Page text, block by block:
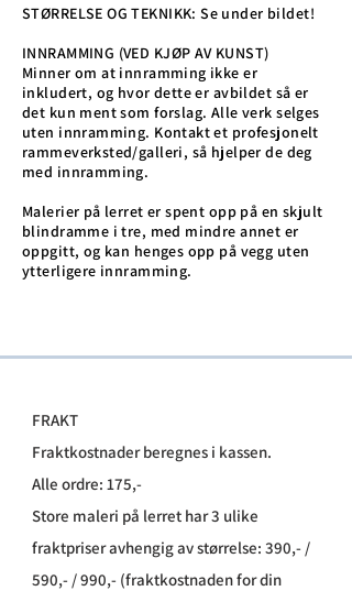
STØRRELSE OG TEKNIKK: Se under bildet!
INNRAMMING (VED KJØP AV KUNST)
Minner om at innramming ikke er
inkludert, og hvor dette er avbildet så er
det kun ment som forslag. Alle verk selges
uten innramming. Kontakt et profesjonelt
rammeverksted/galleri, så hjelper de deg
med innramming.
Malerier på lerret er spent opp på en skjult
blindramme i tre, med mindre annet er
oppgitt, og kan henges opp på vegg uten
ytterligere innramming.
FRAKT
Fraktkostnader beregnes i kassen.
Alle ordre: 175,-
Store maleri på lerret har 3 ulike
fraktpriser avhengig av størrelse: 390,- /
590,- / 990,- (fraktkostnaden for din